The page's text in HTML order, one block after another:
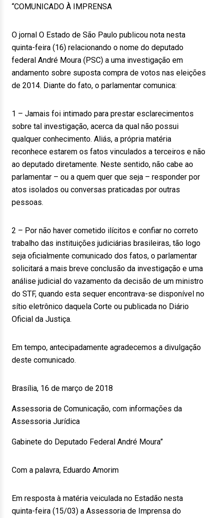
“COMUNICADO À IMPRENSA
O jornal O Estado de São Paulo publicou nota nesta
quinta-feira (16) relacionando o nome do deputado
federal André Moura (PSC) a uma investigação em
andamento sobre suposta compra de votos nas eleições
de 2014. Diante do fato, o parlamentar comunica:
1 – Jamais foi intimado para prestar esclarecimentos
sobre tal investigação, acerca da qual não possui
qualquer conhecimento. Aliás, a própria matéria
reconhece estarem os fatos vinculados a terceiros e não
ao deputado diretamente. Neste sentido, não cabe ao
parlamentar – ou a quem quer que seja – responder por
atos isolados ou conversas praticadas por outras
pessoas.
2 – Por não haver cometido ilícitos e confiar no correto
trabalho das instituições judiciárias brasileiras, tão logo
seja oficialmente comunicado dos fatos, o parlamentar
solicitará a mais breve conclusão da investigação e uma
análise judicial do vazamento da decisão de um ministro
do STF, quando esta sequer encontrava-se disponível no
sítio eletrônico daquela Corte ou publicada no Diário
Oficial da Justiça.
Em tempo, antecipadamente agradecemos a divulgação
deste comunicado.
Brasília, 16 de março de 2018
Assessoria de Comunicação, com informações da
Assessoria Jurídica
Gabinete do Deputado Federal André Moura”
Com a palavra, Eduardo Amorim
Em resposta à matéria veiculada no Estadão nesta
quinta-feira (15/03) a Assessoria de Imprensa do